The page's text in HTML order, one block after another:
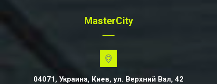
MasterCity
04071, Украина, Киев, ул. Верхний Вал, 42